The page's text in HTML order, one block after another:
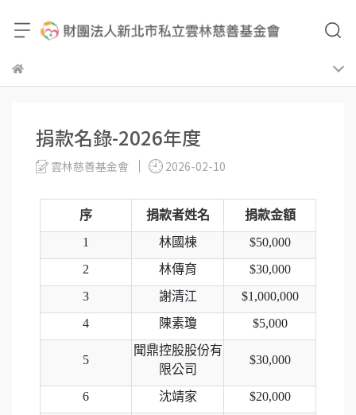
捐款名錄-2026年度
雲林慈善基金會 2026-02-10
序 捐款者姓名
捐款金額
1
林國棟
$50,000
2
林傳育
$30,000
3
謝清江
$1,000,000
4
陳素瓊 $5,000
5
聞鼎控股股份有
限公司
$30,000
6 沈靖家
$20,000